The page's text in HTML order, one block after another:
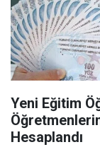
Yeni Eğitim
Hesaplandı